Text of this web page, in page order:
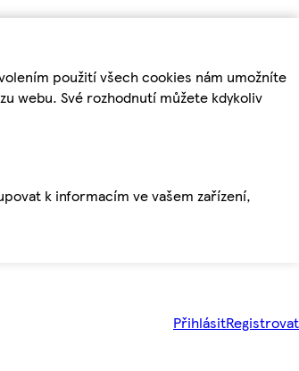
použití všech cookies nám umožníte
webu. Své rozhodnutí můžete kdykoliv
k informacím ve vašem zařízení,
PřihlásitRegistrovat